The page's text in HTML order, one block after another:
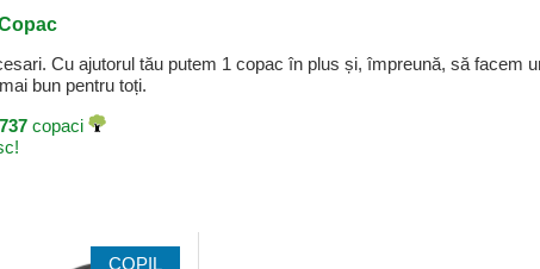
Cu ajutorul tău putem 1 copac în plus și, împreună, să facem
bun pentru toți.
copaci
COPIL